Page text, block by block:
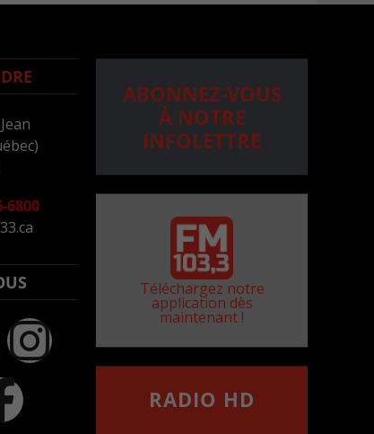
6800
ABONNEZ-VOUS
À NOTRE
INFOLETTRE
Téléchargez notre
application dès
maintenant !
RADIO HD